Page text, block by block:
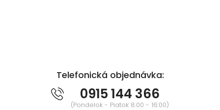
Telefonická objednávka:
0915 144 366
(Pondelok - Piatok 8:00 - 16:00)